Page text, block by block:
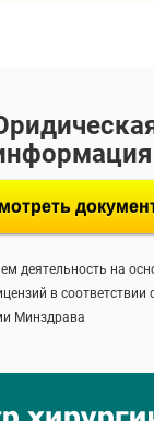
деятельность на
в соответствии
Минздрава